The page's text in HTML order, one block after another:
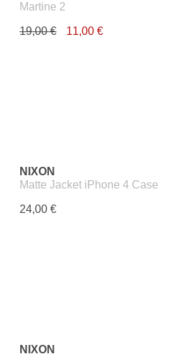
Martine 2
19,00 € 11,00 €
NIXON
Matte Jacket iPhone 4 Case
24,00 €
NIXON